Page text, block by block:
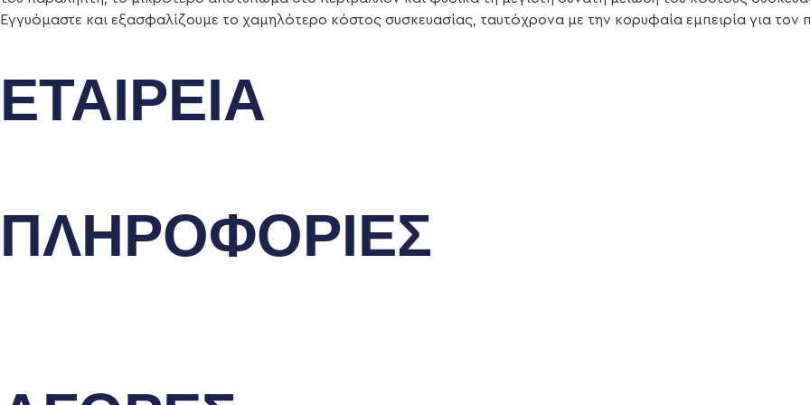
Εγγυόμαστε και εξασφαλίζουμε το χαμηλότερο κόστος συσκευασίας, ταυτόχρονα με την κορυφαία εμπειρία για τον
ΕΤΑΙΡΕΙΑ
ΠΛΗΡΟΦΟΡΙΕΣ